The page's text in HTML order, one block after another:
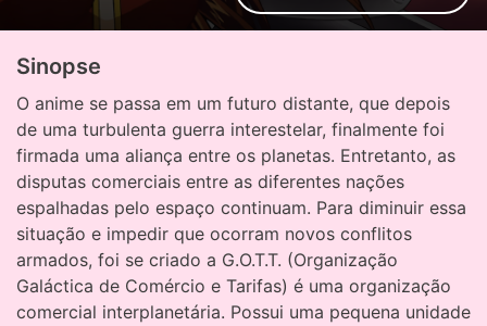
Sinopse
O anime se passa em um futuro distante, que depois
de uma turbulenta guerra interestelar, finalmente foi
firmada uma aliança entre os planetas. Entretanto, as
disputas comerciais entre as diferentes nações
espalhadas pelo espaço continuam. Para diminuir essa
situação e impedir que ocorram novos conflitos
armados, foi se criado a G.O.T.T. (Organização
Galáctica de Comércio e Tarifas) é uma organização
comercial interplanetária. Possui uma pequena unidade